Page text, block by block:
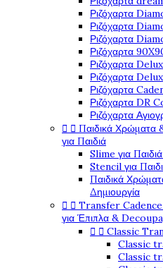
Ριζόχαρτα
Ριζόχαρτα
Ριζόχαρτα
Ριζόχαρτα
Ριζόχαρτα
Ριζόχαρτα
Ριζόχαρτα
Ριζόχαρτα DR
Ριζόχαρτα
  Παιδικά Χρώματα
για Παιδιά
Slime για
Stencil για
Παιδικά
Δημιουργία
  Transfer Cadence
για Έπιπλα &
  Classic
Classic
Classic